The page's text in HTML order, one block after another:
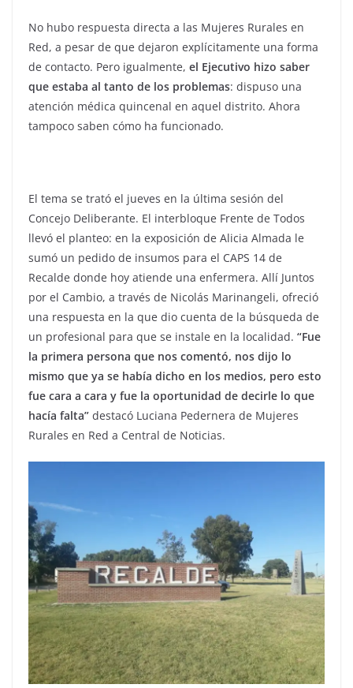
No hubo respuesta directa a las Mujeres Rurales en
Red, a pesar de que dejaron explícitamente una forma
de contacto. Pero igualmente, el Ejecutivo hizo saber
que estaba al tanto de los problemas: dispuso una
atención médica quincenal en aquel distrito. Ahora
tampoco saben cómo ha funcionado.
El tema se trató el jueves en la última sesión del
Concejo Deliberante. El interbloque Frente de Todos
llevó el planteo: en la exposición de Alicia Almada le
sumó un pedido de insumos para el CAPS 14 de
Recalde donde hoy atiende una enfermera. Allí Juntos
por el Cambio, a través de Nicolás Marinangeli, ofreció
una respuesta en la que dio cuenta de la búsqueda de
un profesional para que se instale en la localidad. “Fue
la primera persona que nos comentó, nos dijo lo
mismo que ya se había dicho en los medios, pero esto
fue cara a cara y fue la oportunidad de decirle lo que
hacía falta” destacó Luciana Pedernera de Mujeres
Rurales en Red a Central de Noticias.